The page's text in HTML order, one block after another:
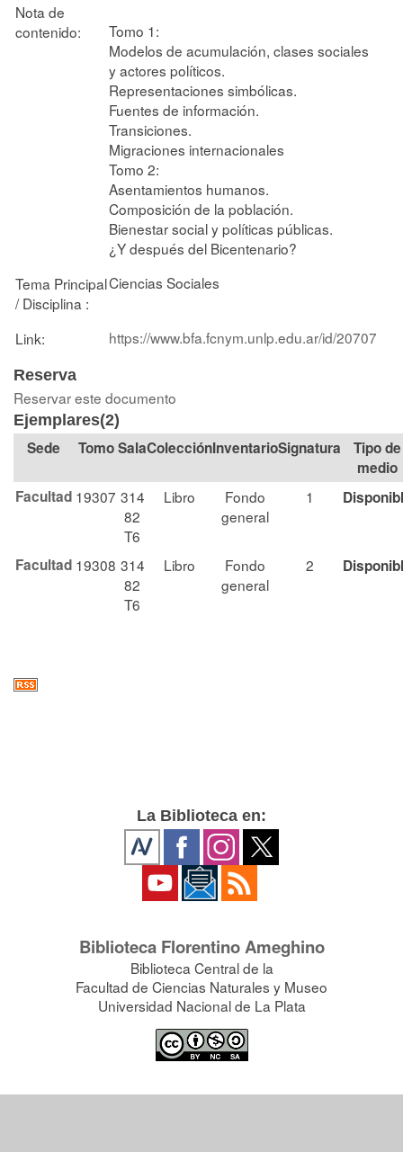
Nota de
contenido:
Tomo 1:
Modelos de acumulación, clases sociales
y actores políticos.
Representaciones simbólicas.
Fuentes de información.
Transiciones.
Migraciones internacionales
Tomo 2:
Asentamientos humanos.
Composición de la población.
Bienestar social y políticas públicas.
¿Y después del Bicentenario?
Tema Principal
/ Disciplina :
Ciencias Sociales
Link: https://www.bfa.fcnym.unlp.edu.ar/id/20707
Reserva
Reservar este documento
Ejemplares(2)
Tomo SalaColección Signatura
Tipo de
medio
Facultad 19307 314
82
T6
Libro
Fondo
general
1
Facultad 19308 314
82
T6
Libro
Fondo
general
2
La Biblioteca en:
Biblioteca Florentino Ameghino
Biblioteca Central de la
Facultad de Ciencias Naturales y Museo
Universidad Nacional de La Plata